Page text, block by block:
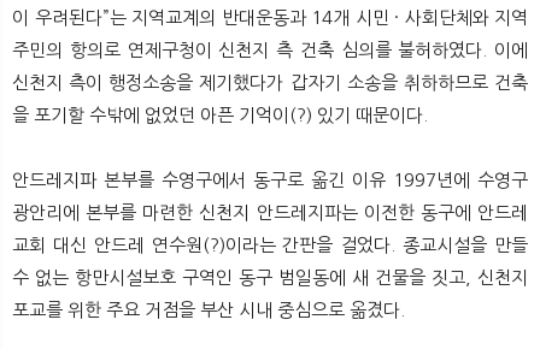
이 우려된다”는 지역교계의 반대운동과 14개 시민 · 사회단체와 지역
주민의 항의로 연제구청이 신천지 측 건축 심의를 불허하였다. 이에
신천지 측이 행정소송을 제기했다가 갑자기 소송을 취하하므로 건축
을 포기할 수밖에 없었던 아픈 기억이(?) 있기 때문이다.
안드레지파 본부를 수영구에서 동구로 옮긴 이유 1997년에 수영구
광안리에 본부를 마련한 신천지 안드레지파는 이전한 동구에 안드레
교회 대신 안드레 연수원(?)이라는 간판을 걸었다. 종교시설을 만들
수 없는 항만시설보호 구역인 동구 범일동에 새 건물을 짓고, 신천지
포교를 위한 주요 거점을 부산 시내 중심으로 옮겼다.